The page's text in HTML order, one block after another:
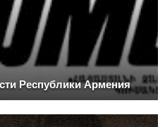
Республики Армения